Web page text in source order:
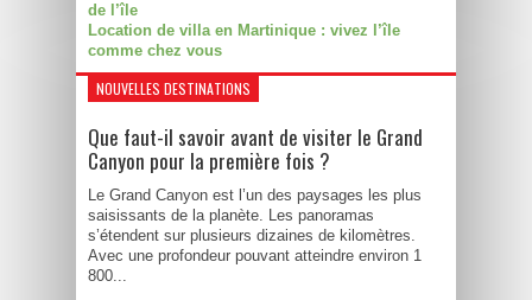
de l’île
Location de villa en Martinique : vivez l’île
comme chez vous
NOUVELLES DESTINATIONS
Que faut-il savoir avant de visiter le Grand
Canyon pour la première fois ?
Le Grand Canyon est l’un des paysages les plus
saisissants de la planète. Les panoramas
s’étendent sur plusieurs dizaines de kilomètres.
Avec une profondeur pouvant atteindre environ 1
800...